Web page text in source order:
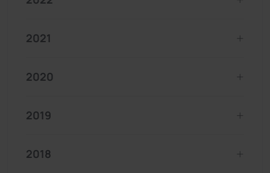
2021
2020
2019
2018